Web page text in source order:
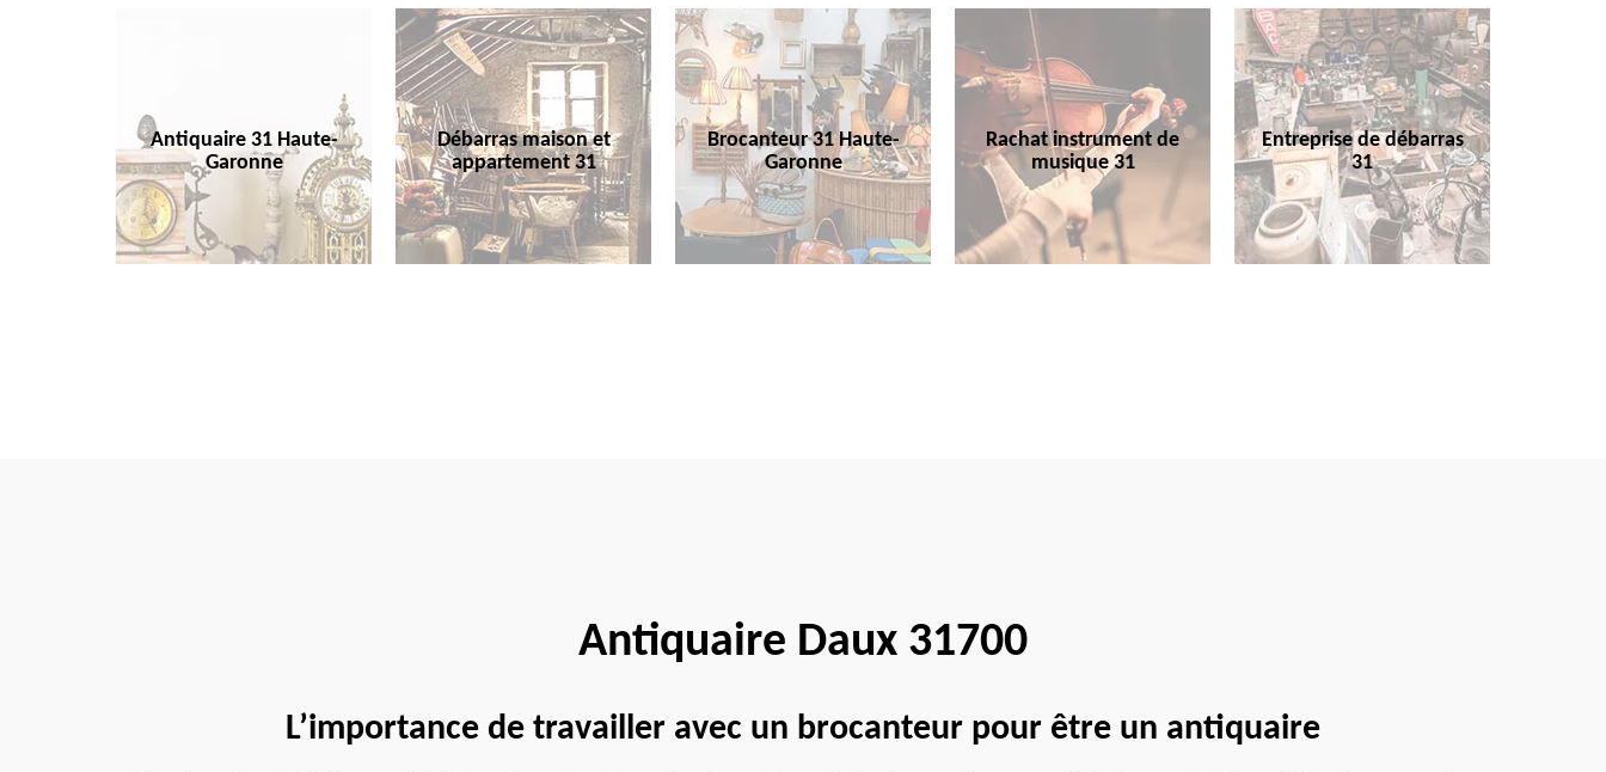
Antiquaire 31 Haute-
Garonne
Débarras maison et
appartement 31
Brocanteur 31 Haute-
Garonne
Rachat instrument de
musique 31
Entreprise de débarras
31
Antiquaire Daux 31700
L’importance de travailler avec un brocanteur pour être un antiquaire